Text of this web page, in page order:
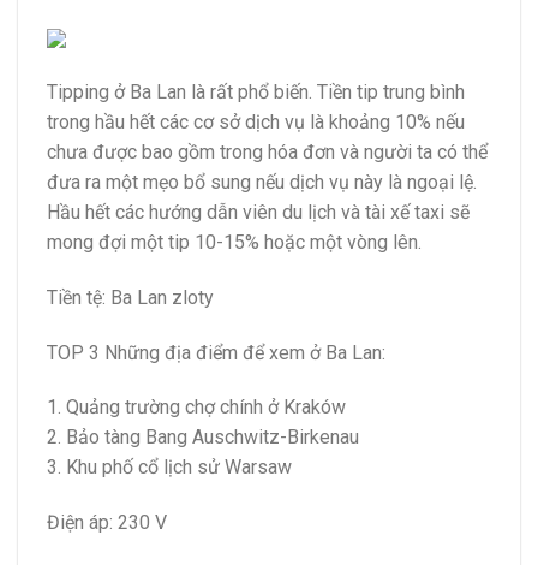
Tipping ở Ba Lan là rất phổ biến. Tiền tip trung bình
trong hầu hết các cơ sở dịch vụ là khoảng 10% nếu
chưa được bao gồm trong hóa đơn và người ta có thể
đưa ra một mẹo bổ sung nếu dịch vụ này là ngoại lệ.
Hầu hết các hướng dẫn viên du lịch và tài xế taxi sẽ
mong đợi một tip 10-15% hoặc một vòng lên.
Tiền tệ: Ba Lan zloty
TOP 3 Những địa điểm để xem ở Ba Lan:
1. Quảng trường chợ chính ở Kraków
2. Bảo tàng Bang Auschwitz-Birkenau
3. Khu phố cổ lịch sử Warsaw
Điện áp: 230 V